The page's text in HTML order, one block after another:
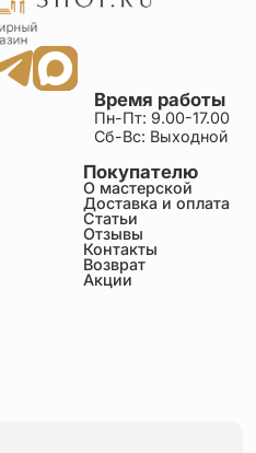
Покупателю
О мастерской
Доставка и оплата
Статьи
Отзывы
Контакты
Возврат
Акции
Время работы
Пн-Пт: 9.00-17.00
Сб-Вс: Выходной